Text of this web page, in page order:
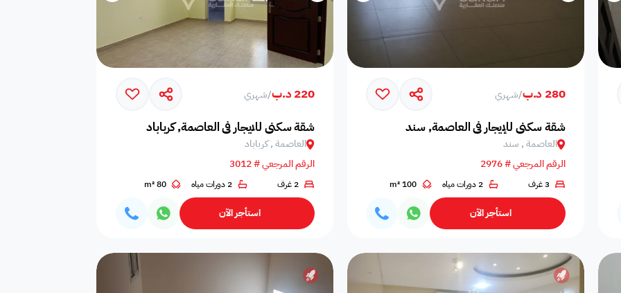
حالة التأثيث أي غرفة نوم 0
280 د.ب /شهري
شقة سكني للإيجار في العاصمة, سند
العاصمة , سند
الرقم المرجعي # 2976
3 غرف 2 دورات مياه 100 m²
استأجر الآن
220 د.ب /شهري
شقة سكني للايجار في العاصمة, كرباباد
العاصمة , كرباباد
الرقم المرجعي # 3012
2 غرف 2 دورات مياه 80 m²
استأجر الآن